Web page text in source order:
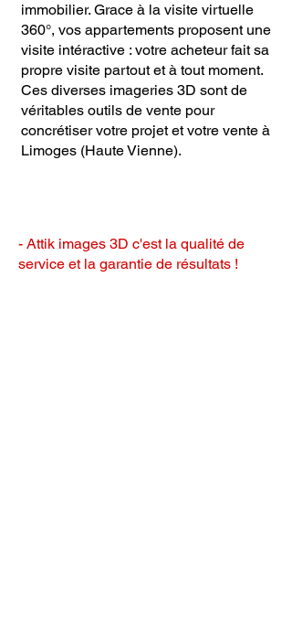
immobilier. Grace à la visite virtuelle
360°, vos appartements proposent une
visite intéractive : votre acheteur fait sa
propre visite partout et à tout moment.
Ces diverses imageries 3D sont de
véritables outils de vente pour
concrétiser votre projet et votre vente à
Limoges (Haute Vienne).
- Attik images 3D c'est la qualité de
service et la garantie de résultats !